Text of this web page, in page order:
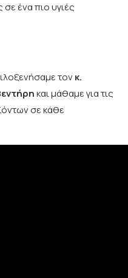
ένα πιο υγιές
τονκ.
και μάθαμε για τις
σε κάθε